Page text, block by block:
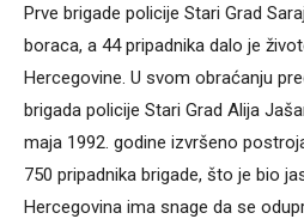
Prve brigade policije Stari Grad
boraca, a 44 pripadnika dalo je
Hercegovine. U svom obraćanju
brigada policije Stari Grad Alija
maja 1992. godine izvršeno
750 pripadnika brigade, što je bio
Hercegovina ima snage da se